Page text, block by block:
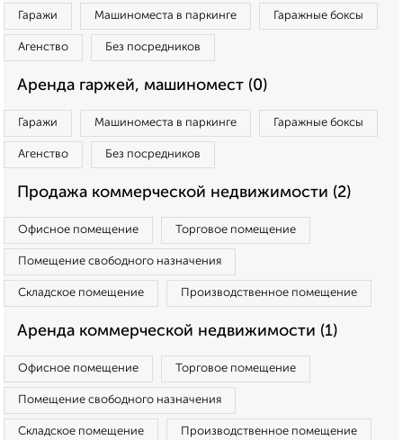
Гаражи Машиноместа в паркинге Гаражные боксы
Агенство Без посредников
Аренда гаржей, машиномест (0)
Гаражи Машиноместа в паркинге Гаражные боксы
Агенство Без посредников
Продажа коммерческой недвижимости (2)
Офисное помещение Торговое помещение
Помещение свободного назначения
Складское помещение Производственное помещение
Аренда коммерческой недвижимости (1)
Офисное помещение Торговое помещение
Помещение свободного назначения
Складское помещение Производственное помещение